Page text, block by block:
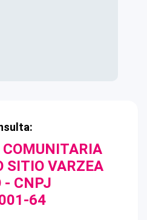
SITIO VARZEA
- CNPJ
64